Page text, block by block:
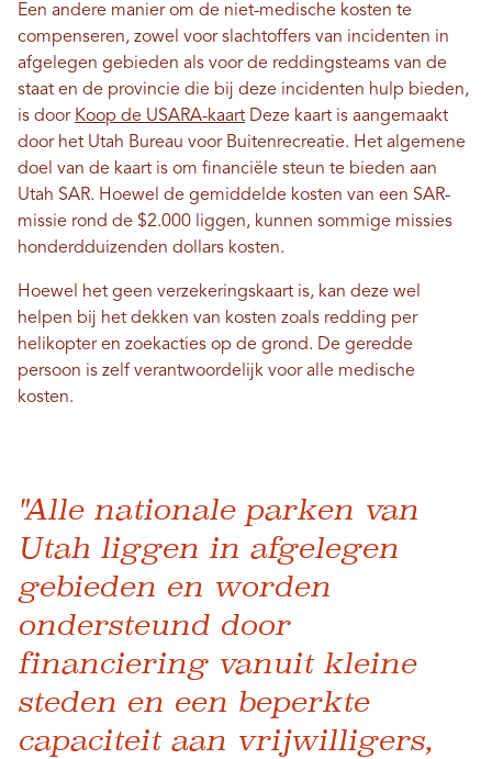
Een andere manier om de niet-medische kosten te
compenseren, zowel voor slachtoffers van incidenten in
afgelegen gebieden als voor de reddingsteams van de
staat en de provincie die bij deze incidenten hulp bieden,
is door Koop de USARA-kaart Deze kaart is aangemaakt
door het Utah Bureau voor Buitenrecreatie. Het algemene
doel van de kaart is om financiële steun te bieden aan
Utah SAR. Hoewel de gemiddelde kosten van een SAR-
missie rond de $2.000 liggen, kunnen sommige missies
honderdduizenden dollars kosten.
Hoewel het geen verzekeringskaart is, kan deze wel
helpen bij het dekken van kosten zoals redding per
helikopter en zoekacties op de grond. De geredde
persoon is zelf verantwoordelijk voor alle medische
kosten.
"Alle nationale parken van
Utah liggen in afgelegen
gebieden en worden
ondersteund door
financiering vanuit kleine
steden en een beperkte
capaciteit aan vrijwilligers,